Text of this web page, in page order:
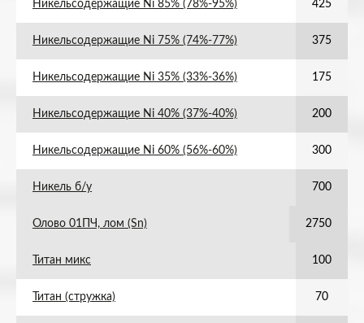
Никельсодержащие Ni 85% (78%-95%) 425
Никельсодержащие Ni 75% (74%-77%) 375
Никельсодержащие Ni 35% (33%-36%) 175
Никельсодержащие Ni 40% (37%-40%) 200
Никельсодержащие Ni 60% (56%-60%) 300
Никель б/у 700
Олово 01ПЧ, лом (Sn) 2750
Титан микс 100
Титан (стружка) 70